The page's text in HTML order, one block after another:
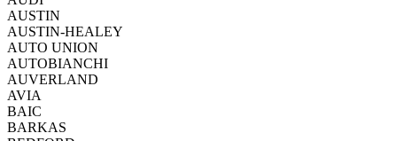
AUSTIN
AUSTIN-HEALEY
AUTO UNION
AUTOBIANCHI
AUVERLAND
AVIA
BAIC
BARKAS